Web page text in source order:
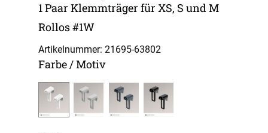
1 Paar Klemmträger für XS, S und M
Rollos #1W
Artikelnummer: 21695-63802
Farbe / Motiv